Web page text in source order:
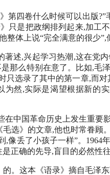
第四卷什么时候可以出版
只是把政纲排列起来,加
体上说“完全满意的很少”,
述,兴起学习热潮,这在党
那么特别在意了。比如,
选录了其中的第一章,而
然,实际是渴望根据新的
中国革命历史上发生重
选》的文章,他也时常眷
,像丢了小孩子一样”。
正确的先导,盲目的必然
。这本《语录》摘自毛泽